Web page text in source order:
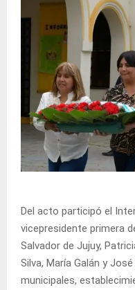
Del acto participó el
vicepresidente primera
Salvador de Jujuy,
Silva, María Galán y
municipales,